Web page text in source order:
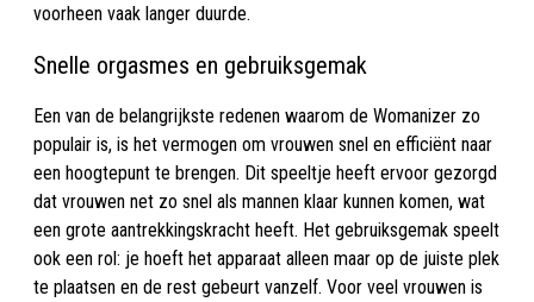
voorheen vaak langer duurde.
Snelle orgasmes en gebruiksgemak
Een van de belangrijkste redenen waarom de Womanizer zo
populair is, is het vermogen om vrouwen snel en efficiënt naar
een hoogtepunt te brengen. Dit speeltje heeft ervoor gezorgd
dat vrouwen net zo snel als mannen klaar kunnen komen, wat
een grote aantrekkingskracht heeft. Het gebruiksgemak speelt
ook een rol: je hoeft het apparaat alleen maar op de juiste plek
te plaatsen en de rest gebeurt vanzelf. Voor veel vrouwen is